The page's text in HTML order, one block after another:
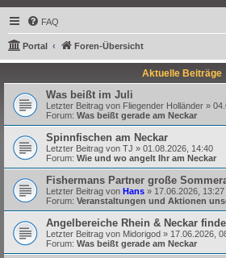
FAQ
Portal Foren-Übersicht
Aktuelle Beiträge
Was beißt im Juli
Letzter Beitrag von Fliegender Holländer »
Forum: Was beißt gerade am Neckar
Spinnfischen am Neckar
Letzter Beitrag von TJ » 01.08.2026, 14:40
Forum: Wie und wo angelt Ihr am Neckar
Fishermans Partner große
Letzter Beitrag von Hans » 17.06.2026, 13:27
Forum: Veranstaltungen und Aktionen
Angelbereiche Rhein & Neckar
Letzter Beitrag von Midorigod » 17.06.2026,
Forum: Was beißt gerade am Neckar